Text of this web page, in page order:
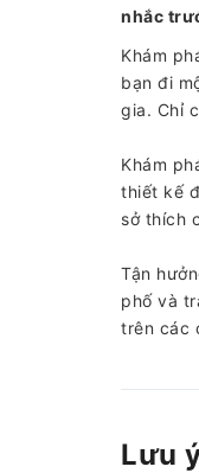
nhắc
Khám
bạn đi
gia. Chỉ
Khám
thiết kế
sở thích
Tận
phố và
trên các
Lưu